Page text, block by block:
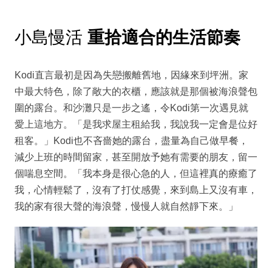
小島慢活 重拾適合的生活節奏
Kodi直言最初是因為失戀搬離舊地，因緣來到坪洲。家
中最大特色，除了敞大的衣櫃，應該就是那個被海浪聲包
圍的露台。和沙灘只是一步之遙，令Kodi第一次遇見就
愛上這地方。「是我求屋主租給我，我說我一定會是位好
租客。」Kodi也不吝嗇她的露台，盡量為自己做早餐，
減少上班的時間留家，甚至開放予她有需要的朋友，留一
個喘息空間。「我本身是很心急的人，但這裡真的療癒了
我，心情輕鬆了，沒有了打仗感覺，來到島上又沒有車，
我的家有很大聲的海浪聲，慢慢人就自然靜下來。」